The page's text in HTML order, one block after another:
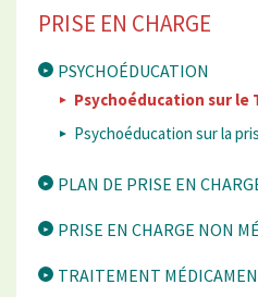
PRISE EN CHARGE
PSYCHOÉDUCATION
Psychoéducation sur le
Psychoéducation sur la
PLAN DE PRISE EN
PRISE EN CHARGE NON
TRAITEMENT